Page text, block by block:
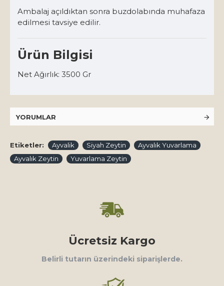
Ambalaj açıldıktan sonra buzdolabında muhafaza
edilmesi tavsiye edilir.
Ürün Bilgisi
Net Ağırlık: 3500 Gr
YORUMLAR
Etiketler: Ayvalik Siyah Zeytin
Ayvalık Yuvarlama
Ayvalık Zeytin
Yuvarlama Zeytin
Ücretsiz Kargo
Belirli tutarın üzerindeki siparişlerde.